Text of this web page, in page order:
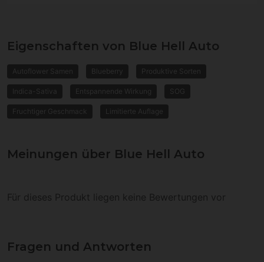
Eigenschaften von Blue Hell Auto
Autoflower Samen Blueberry Produktive Sorten
Indica-Sativa Entspannende Wirkung SOG
Fruchtiger Geschmack Limitierte Auflage
Meinungen über Blue Hell Auto
Für dieses Produkt liegen keine Bewertungen vor
Fragen und Antworten